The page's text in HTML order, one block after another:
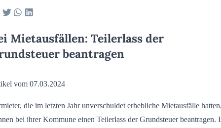
Mietausfällen: Teilerlass der
beantragen
vom 07.03.2024
die im letzten Jahr unverschuldet erhebliche Mietausfälle
bei ihrer Kommune einen Teilerlass der Grundsteuer beantragen.